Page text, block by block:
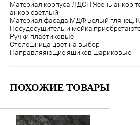
Материал корпуса ЛДСП Ясень анкор
анкор светлый
Материал фасада МДФ Белый глянец,
Посудосушитель и мойка
Ручки пластиковые
Столешница цвет на выбор
Направляяющие ящиков шариковые
ПОХОЖИЕ ТОВАРЫ